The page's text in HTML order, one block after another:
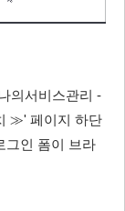
의서비스관리 -
≫' 페이지 하단
그인 폼이 브라